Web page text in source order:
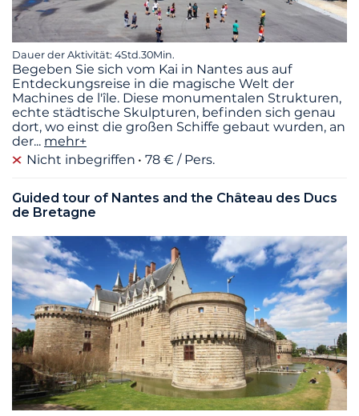
Dauer der Aktivität: 4Std.30Min.
Begeben Sie sich vom Kai in Nantes aus auf
Entdeckungsreise in die magische Welt der
Machines de l'île. Diese monumentalen Strukturen,
echte städtische Skulpturen, befinden sich genau
dort, wo einst die großen Schiffe gebaut wurden, an
der... mehr+
Nicht inbegriffen
78 € / Pers.
Guided tour of Nantes and the Château des Ducs
de Bretagne